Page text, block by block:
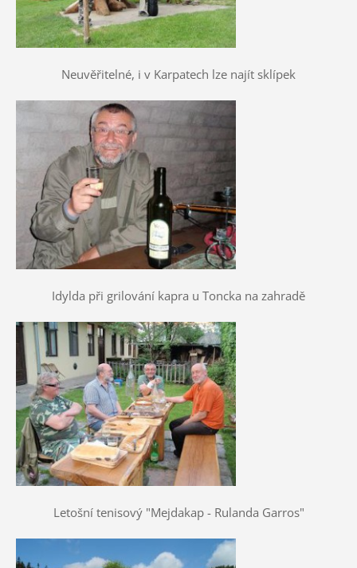
Neuvěřitelné, i v Karpatech lze najít sklípek
Idylda při grilování kapra u Toncka na zahradě
Letošní tenisový "Mejdakap - Rulanda Garros"